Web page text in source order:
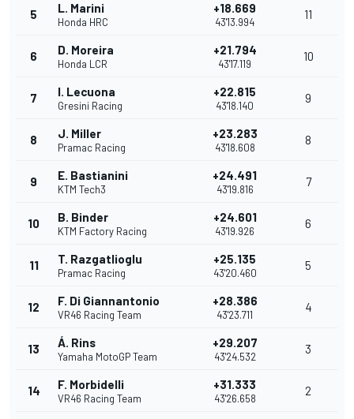
5 L. Marini
Honda HRC
+18.669
43'13.994
11
6 D. Moreira
Honda LCR
+21.794
43'17.119
10
7 I. Lecuona
Gresini Racing
+22.815
43'18.140
9
8 J. Miller
Pramac Racing
+23.283
43'18.608
8
9 E. Bastianini
KTM Tech3
+24.491
43'19.816
7
10 B. Binder
KTM Factory Racing
+24.601
43'19.926
6
11 T. Razgatlioglu
Pramac Racing
+25.135
43'20.460
5
12 F. Di Giannantonio
VR46 Racing Team
+28.386
43'23.711
4
13 Á. Rins
Yamaha MotoGP Team
+29.207
43'24.532
3
14 F. Morbidelli
VR46 Racing Team
+31.333
43'26.658
2